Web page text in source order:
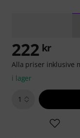
222 kr
Alla priser inklusive
i lager
1